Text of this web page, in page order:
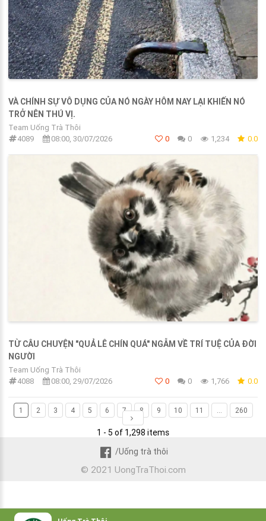
VÀ CHÍNH SỰ VÔ DỤNG CỦA NÓ NGÀY HÔM NAY LẠI KHIẾN NÓ
TRỞ NÊN THÚ VỊ.
Team Uống Trà Thôi
4089
08:00, 30/07/2026 0 0 1,234 0.0
TỪ CÂU CHUYỆN "QUẢ LÊ CHÍN QUÁ" NGẪM VỀ TRÍ TUỆ CỦA ĐỜI
NGƯỜI
Team Uống Trà Thôi
4088
08:00, 29/07/2026 0 0 1,766 0.0
1 2 3 4 5 6 7 8 9 10 11 260
1 - 5 of 1,298 items
/Uống trà thôi
© 2021 UongTraThoi.com